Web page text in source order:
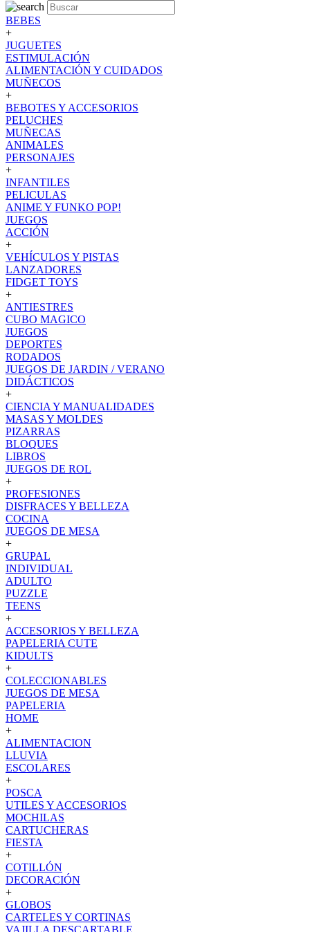
BEBES
+
JUGUETES
ESTIMULACIÓN
ALIMENTACIÓN Y CUIDADOS
MUÑECOS
+
BEBOTES Y ACCESORIOS
PELUCHES
MUÑECAS
ANIMALES
PERSONAJES
+
INFANTILES
PELICULAS
ANIME Y FUNKO POP!
JUEGOS
ACCIÓN
+
VEHÍCULOS Y PISTAS
LANZADORES
FIDGET TOYS
+
ANTIESTRES
CUBO MAGICO
JUEGOS
DEPORTES
RODADOS
JUEGOS DE JARDIN / VERANO
DIDÁCTICOS
+
CIENCIA Y MANUALIDADES
MASAS Y MOLDES
PIZARRAS
BLOQUES
LIBROS
JUEGOS DE ROL
+
PROFESIONES
DISFRACES Y BELLEZA
COCINA
JUEGOS DE MESA
+
GRUPAL
INDIVIDUAL
ADULTO
PUZZLE
TEENS
+
ACCESORIOS Y BELLEZA
PAPELERIA CUTE
KIDULTS
+
COLECCIONABLES
JUEGOS DE MESA
PAPELERIA
HOME
+
ALIMENTACION
LLUVIA
ESCOLARES
+
POSCA
UTILES Y ACCESORIOS
MOCHILAS
CARTUCHERAS
FIESTA
+
COTILLÓN
DECORACIÓN
+
GLOBOS
CARTELES Y CORTINAS
VAJILLA DESCARTABLE